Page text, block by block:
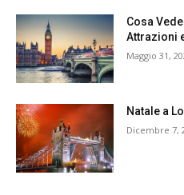
Cosa
Attrazioni
Maggio 31,
Natale a
Dicembre 7,